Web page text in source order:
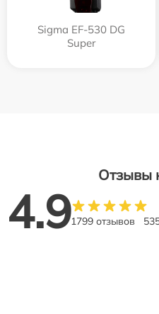
Sigma EF-530 DG
Super
Отзывы
4.91799 отзывов